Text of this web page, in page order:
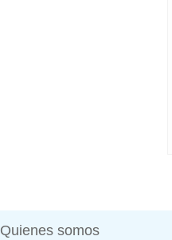
Quienes somos